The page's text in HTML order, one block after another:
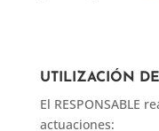
UTILIZACIÓN
El RESPONSABLE
actuaciones: